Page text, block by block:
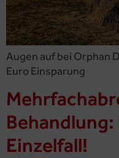
Augen auf bei Orphan
Euro Einsparung
Einzelfall!